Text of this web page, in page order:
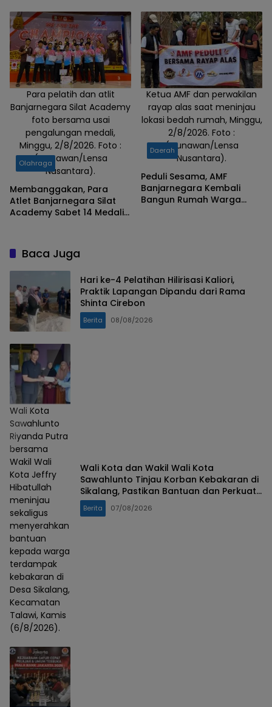
Para pelatih dan atlit
Banjarnegara Silat Academy
foto bersama usai
pengalungan medali,
Minggu, 2/8/2026. Foto :
(Gunawan/Lensa
Nusantara).
Olahraga
Membanggakan, Para
Atlet Banjarnegara Silat
Academy Sabet 14 Medali
Ketua AMF dan perwakilan
rayap alas saat meninjau
lokasi bedah rumah, Minggu,
2/8/2026. Foto :
(Gunawan/Lensa
Nusantara).
Daerah
Peduli Sesama, AMF
Banjarnegara Kembali
Bangun Rumah Warga
Baca Juga
Hari ke-4 Pelatihan Hilirisasi Kaliori,
Praktik Lapangan Dipandu dari Rama
Shinta Cirebon
Berita 08/08/2026
Wali Kota
Sawahlunto
Riyanda Putra
bersama
Wakil Wali
Kota Jeffry
Hibatullah
meninjau
sekaligus
menyerahkan
bantuan
kepada warga
terdampak
kebakaran di
Desa Sikalang,
Kecamatan
Talawi, Kamis
(6/8/2026).
Wali Kota dan Wakil Wali Kota
Sawahlunto Tinjau Korban Kebakaran di
Sikalang, Pastikan Bantuan dan Perkuat
Mitigasi Bencana
Berita 07/08/2026